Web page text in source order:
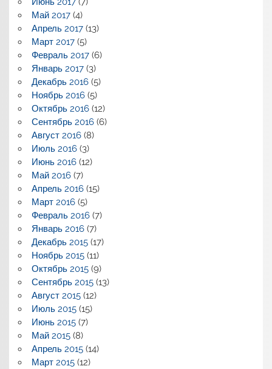
Май 2017(4)
Апрель 2017(13)
Март 2017(5)
Февраль 2017(6)
Январь 2017(3)
Декабрь 2016(5)
Ноябрь 2016(5)
Октябрь 2016(12)
Сентябрь 2016(6)
Август 2016(8)
Июль 2016(3)
Июнь 2016(12)
Май 2016(7)
Апрель 2016(15)
Март 2016(5)
Февраль 2016(7)
Январь 2016(7)
Декабрь 2015(17)
Ноябрь 2015(11)
Октябрь 2015(9)
Сентябрь 2015(13)
Август 2015(12)
Июль 2015(15)
Июнь 2015(7)
Май 2015(8)
Апрель 2015(14)
Март 2015(12)